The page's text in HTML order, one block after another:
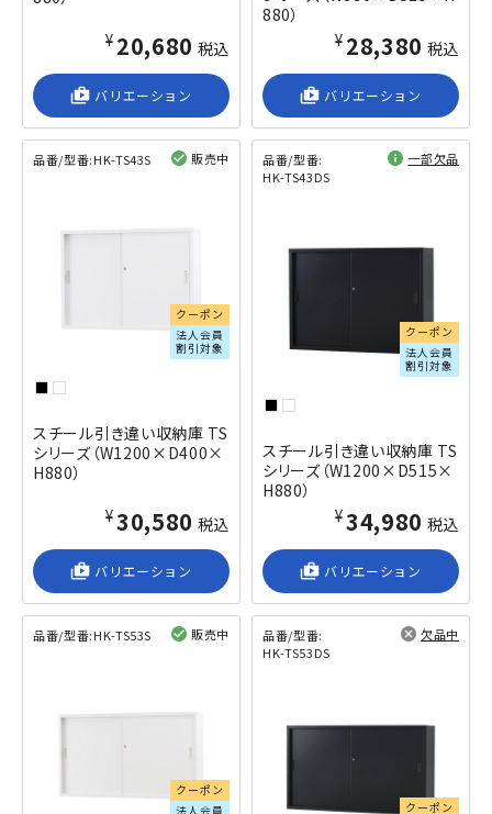
¥20,680 税込
shop_2 バリエーション
880）
¥28,380 税込
shop_2 バリエーション
品番/型番:HK-TS43S 販売中
クーポン
法人会員
割引対象
スチール引き違い収納庫 TS
シリーズ（W1200×D400×
H880）
¥30,580 税込
shop_2 バリエーション
品番/型番:
HK-TS43DS
一部欠品
クーポン
法人会員
割引対象
スチール引き違い収納庫 TS
シリーズ（W1200×D515×
H880）
¥34,980 税込
shop_2 バリエーション
品番/型番:HK-TS53S 販売中
クーポン
法人会員
品番/型番:
HK-TS53DS
欠品中
クーポン